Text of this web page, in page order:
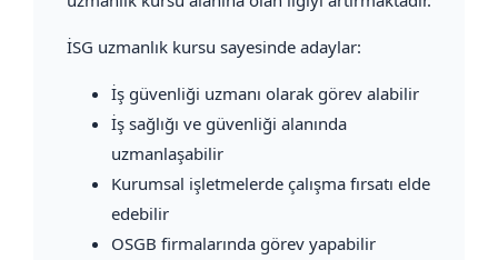
İSG uzmanlık kursu sayesinde adaylar:
İş güvenliği uzmanı olarak görev alabilir
İş sağlığı ve güvenliği alanında
uzmanlaşabilir
Kurumsal işletmelerde çalışma fırsatı elde
edebilir
OSGB firmalarında görev yapabilir